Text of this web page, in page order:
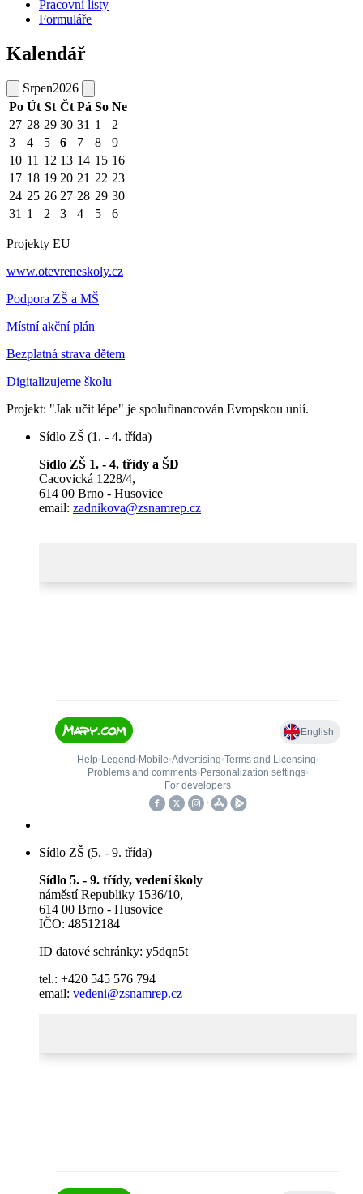
Pracovní listy
Formuláře
Kalendář
Srpen2026
Po Út St Čt Pá So Ne
27 28 29 30 31 1
2
3
4 5 6 7 8
9
10 11 12 13 14 15 16
17 18 19 20 21 22 23
24 25 26 27 28 29 30
31 1 2 3 4 5 6
Projekty EU
www.otevreneskoly.cz
Podpora ZŠ a MŠ
Místní akční plán
Bezplatná strava dětem
Digitalizujeme školu
Projekt: "Jak učit lépe" je spolufinancován Evropskou unií.
Sídlo ZŠ (1. - 4. třída)
Sídlo ZŠ 1. - 4. třídy a ŠD
Cacovická 1228/4,
614 00 Brno - Husovice
email: zadnikova@zsnamrep.cz
Sídlo ZŠ (5. - 9. třída)
Sídlo 5. - 9. třídy, vedení školy
náměstí Republiky 1536/10,
614 00 Brno - Husovice
IČO: 48512184
ID datové schránky: y5dqn5t
tel.: +420 545 576 794
email: vedeni@zsnamrep.cz